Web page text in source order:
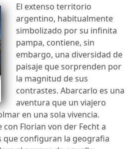
El extenso territorio
argentino, habitualmente
simbolizado por su infinita
pampa, contiene, sin
embargo, una diversidad de
paisaje que sorprenden por
la magnitud de sus
contrastes. Abarcarlo es una
aventura que un viajero
en una sola vivencia.
con Florian von der Fecht a
que configuran la geografia